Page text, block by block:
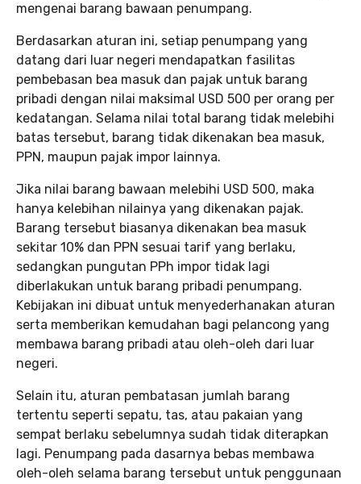
mengenai barang bawaan penumpang.
Berdasarkan aturan ini, setiap penumpang yang
datang dari luar negeri mendapatkan fasilitas
pembebasan bea masuk dan pajak untuk barang
pribadi dengan nilai maksimal USD 500 per orang per
kedatangan. Selama nilai total barang tidak melebihi
batas tersebut, barang tidak dikenakan bea masuk,
PPN, maupun pajak impor lainnya.
Jika nilai barang bawaan melebihi USD 500, maka
hanya kelebihan nilainya yang dikenakan pajak.
Barang tersebut biasanya dikenakan bea masuk
sekitar 10% dan PPN sesuai tarif yang berlaku,
sedangkan pungutan PPh impor tidak lagi
diberlakukan untuk barang pribadi penumpang.
Kebijakan ini dibuat untuk menyederhanakan aturan
serta memberikan kemudahan bagi pelancong yang
membawa barang pribadi atau oleh-oleh dari luar
negeri.
Selain itu, aturan pembatasan jumlah barang
tertentu seperti sepatu, tas, atau pakaian yang
sempat berlaku sebelumnya sudah tidak diterapkan
lagi. Penumpang pada dasarnya bebas membawa
oleh-oleh selama barang tersebut untuk penggunaan